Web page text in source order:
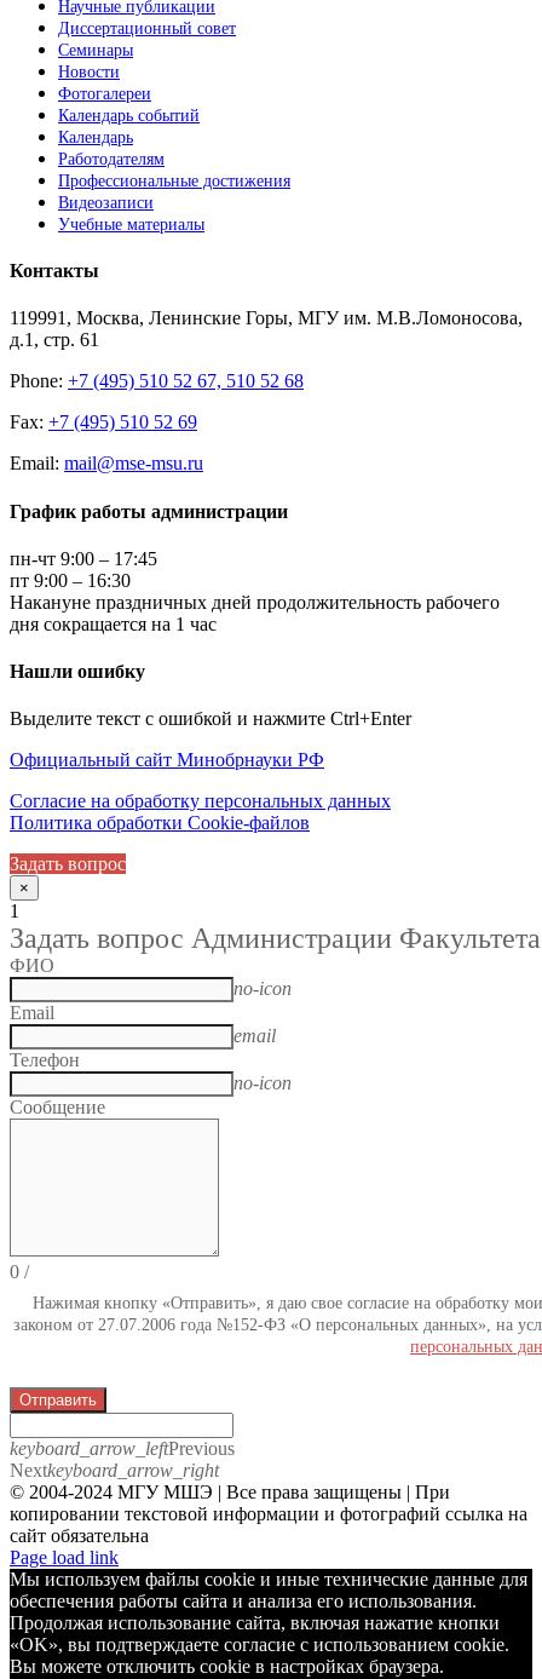
Научные публикации
Диссертационный совет
Семинары
Новости
Фотогалереи
Календарь событий
Календарь
Работодателям
Профессиональные достижения
Видеозаписи
Учебные материалы
Контакты
119991, Москва, Ленинские Горы, МГУ им. М.В.Ломоносова,
д.1, стр. 61
Phone: +7 (495) 510 52 67, 510 52 68
Fax: +7 (495) 510 52 69
Email: mail@mse-msu.ru
График работы администрации
пн-чт 9:00 – 17:45
пт 9:00 – 16:30
Накануне праздничных дней продолжительность рабочего
дня сокращается на 1 час
Нашли ошибку
Выделите текст с ошибкой и нажмите Ctrl+Enter
Официальный сайт Минобрнауки РФ
Согласие на обработку персональных данных
Политика обработки Cookie-файлов
Задать вопрос
×
1
Задать вопрос Администрации Факультета
ФИО
no-icon
Email
email
Телефон
no-icon
Сообщение
0 /
Нажимая кнопку «Отправить», я даю свое согласие на обработку
законом от 27.07.2006 года №152-ФЗ «О персональных данных», на
персональных
Отправить
keyboard_arrow_leftPrevious
Nextkeyboard_arrow_right
© 2004-2024 МГУ МШЭ | Все права защищены | При
копировании текстовой информации и фотографий ссылка на
сайт обязательна
Telegram
Page load link
Мы используем файлы cookie и иные технические данные для
обеспечения работы сайта и анализа его использования.
Продолжая использование сайта, включая нажатие кнопки
«OK», вы подтверждаете согласие с использованием cookie.
Вы можете отключить cookie в настройках браузера.